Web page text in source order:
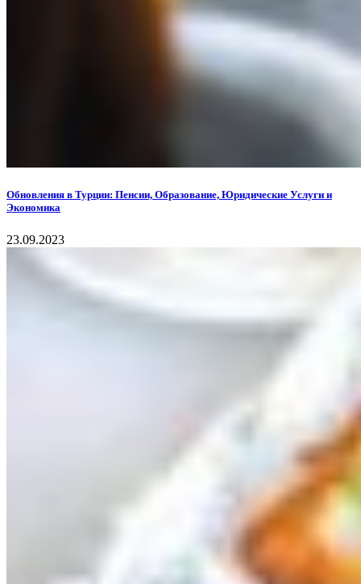
Обновления в Турции: Пенсии, Образование, Юридические Услуги и
Экономика
23.09.2023